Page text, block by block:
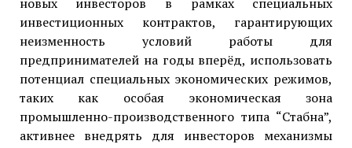
инвестиционных контрактов, гарантирующих
неизменность условий работы для
предпринимателей на годы вперёд, использовать
потенциал специальных экономических режимов,
таких как особая экономическая зона
промышленно-производственного типа “Стабна”,
активнее внедрять для инвесторов механизмы